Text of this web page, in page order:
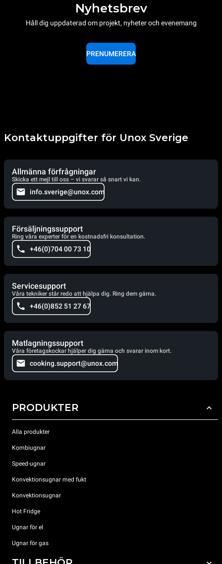
Nyhetsbrev
Håll dig uppdaterad om projekt, nyheter och evenemang
PRENUMERERA
Kontaktuppgifter för Unox Sverige
Allmänna förfrågningar
Skicka ett mejl till oss – vi svarar så snart vi kan.
info.sverige@unox.com
Försäljningssupport
Ring våra experter för en kostnadsfri konsultation.
+46(0)704 00 73 10
Servicesupport
Våra tekniker står redo att hjälpa dig. Ring dem gärna.
+46(0)852 51 27 67
Matlagningssupport
Våra företagskockar hjälper dig gärna och svarar inom kort.
cooking.support@unox.com
PRODUKTER
Alla produkter
Kombiugnar
Speed-ugnar
Konvektionsugnar med fukt
Konvektionsugnar
Hot Fridge
Ugnar för el
Ugnar för gas